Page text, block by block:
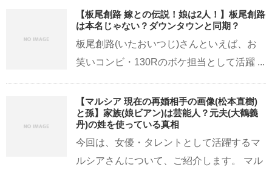
【板尾創路 嫁との伝説！娘は2人！】板尾創路
は本名じゃない？ダウンタウンと同期？
板尾創路(いたおいつじ)さんといえば、お
笑いコンビ・130Rのボケ担当として活躍 ...
【マルシア 現在の再婚相手の画像(松本直樹)
と孫】家族(娘ビアン)は芸能人？元夫(大鶴義
丹)の姓を使っている真相
今回は、女優・タレントとして活躍するマ
ルシアさんについて、ご紹介します。 マル